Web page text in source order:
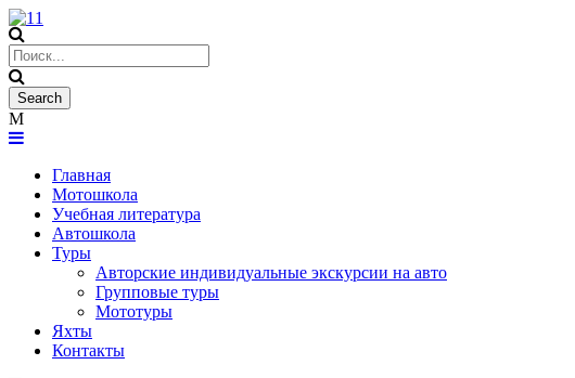
Главная
Мотошкола
Учебная литература
Автошкола
Туры
Авторские индивидуальные экскурсии на авто
Групповые туры
Мототуры
Яхты
Контакты